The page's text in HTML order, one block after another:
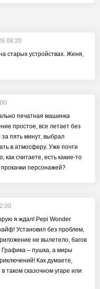
08:20
старых устройствах. Женя,
печатная машинка
простое, все летает без
за пять минут, выбрал
в атмосферу. Уже почти
как считаете, есть какие-то
персонажей?
я ждал! Pepi Wonder
Установил без проблем,
не вылетело, багов
Графика – пушка, а миры
Как думаете,
таком сказочном угаре или